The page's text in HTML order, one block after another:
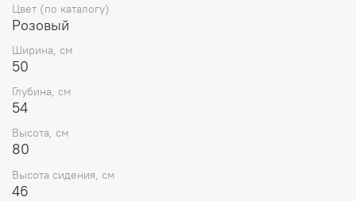
Цвет (по каталогу)
Розовый
Ширина, см
50
Глубина, см
54
Высота, см
80
Высота сидения, см
46